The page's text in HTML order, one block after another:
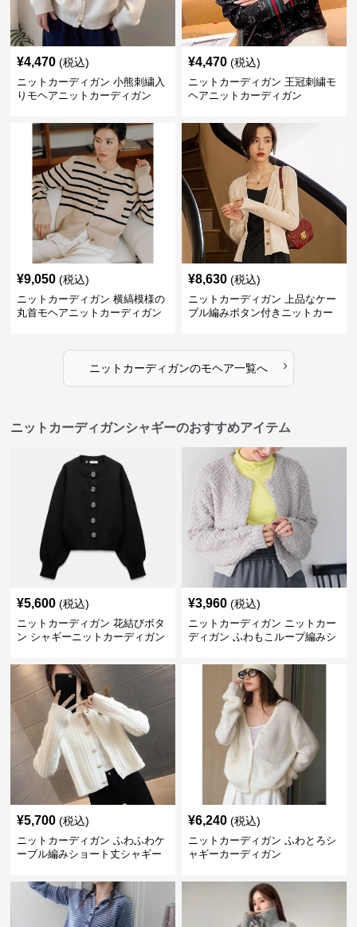
¥4,470 (税込)
ニットカーディガン 小熊刺繍入
りモヘアニットカーディガン
¥4,470 (税込)
ニットカーディガン 王冠刺繍モ
ヘアニットカーディガン
¥9,050 (税込)
ニットカーディガン 横縞模様の
丸首モヘアニットカーディガン
¥8,630 (税込)
ニットカーディガン 上品なケー
ブル編みボタン付きニットカー
ニットカーディガンのモヘア一覧へ ›
ニットカーディガンシャギーのおすすめアイテム
¥5,600 (税込)
ニットカーディガン 花結びボタ
ン シャギーニットカーディガン
¥3,960 (税込)
ニットカーディガン ニットカー
ディガン ふわもこループ編みシ
¥5,700 (税込)
ニットカーディガン ふわふわケ
ーブル編みショート丈シャギー
¥6,240 (税込)
ニットカーディガン ふわとろシ
ャギーカーディガン